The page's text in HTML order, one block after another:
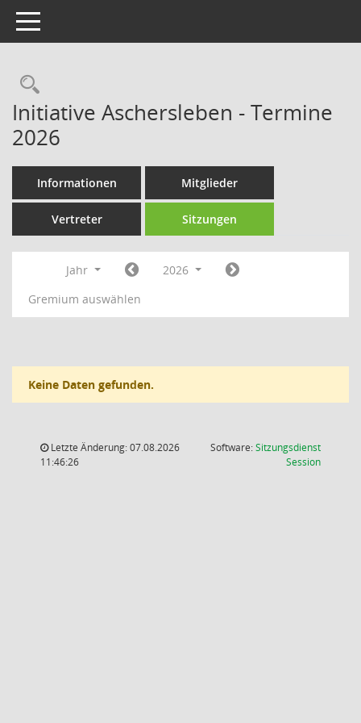
Toggle navigation
Rechercheauswahl
Initiative Aschersleben - Termine
2026
Informationen Mitglieder
Vertreter Sitzungen
Jahr
2026
Gremium auswählen
Keine Daten gefunden.
Letzte Änderung: 07.08.2026
11:46:26
Software:Sitzungsdienst
Session(Wird in